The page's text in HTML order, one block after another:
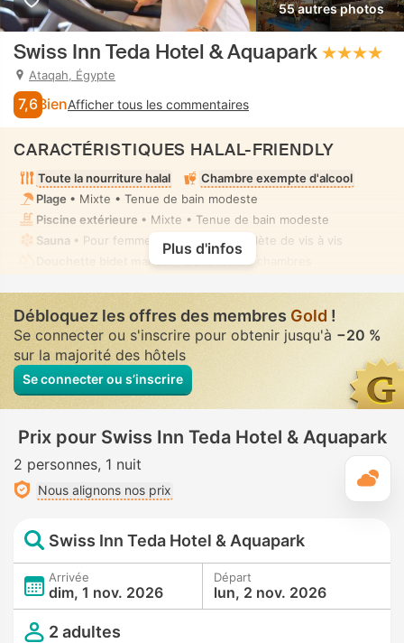
55 autres photos
Swiss Inn Teda Hotel & Aquapark
Ataqah, Égypte
7,6 BienAfficher tous les commentaires
CARACTÉRISTIQUES HALAL-FRIENDLY
Toute la nourriture halal
Chambre exempte d'alcool
Plage • Mixte • Tenue de bain modeste
Piscine extérieure • Mixte • Tenue de bain modeste
Sauna • Pour femmes • Absence complète de vis à vis
Douchette bidet manuel
• Dans toutes chambres
Plus d'infos
Débloquez les offres des membres Gold !
Se connecter ou s'inscrire pour obtenir jusqu'à −20 %
sur la majorité des hôtels
Se connecter ou s’inscrire
Prix pour Swiss Inn Teda Hotel & Aquapark
2 personnes 1 nuit
Nous alignons nos prix
Swiss Inn Teda Hotel & Aquapark
Arrivée
dim, 1 nov. 2026
Départ
lun, 2 nov. 2026
2 adultes